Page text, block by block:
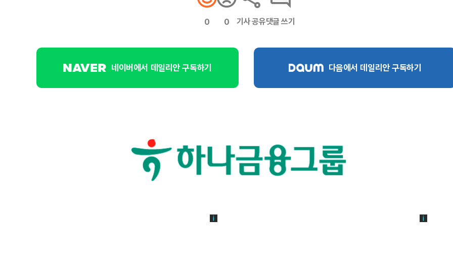
0 0 기사 공유댓글 쓰기
네이버에서 데일리안 구독하기 다음에서 데일리안 구독하기